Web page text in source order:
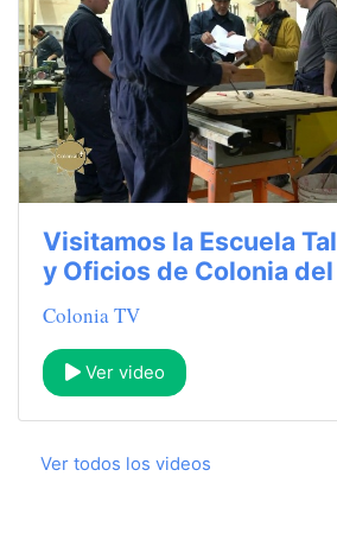
Visitamos la Escuela
y Oficios de Colonia
Colonia TV
Ver video
Ver todos los videos